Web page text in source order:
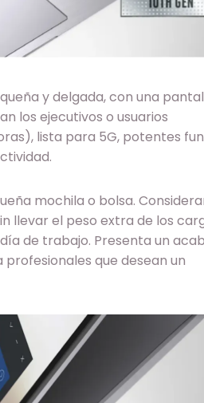
y delgada, con una
los ejecutivos o usuarios
lista para 5G, potentes
mochila o bolsa.
llevar el peso extra de los
de trabajo. Presenta un
que desean un